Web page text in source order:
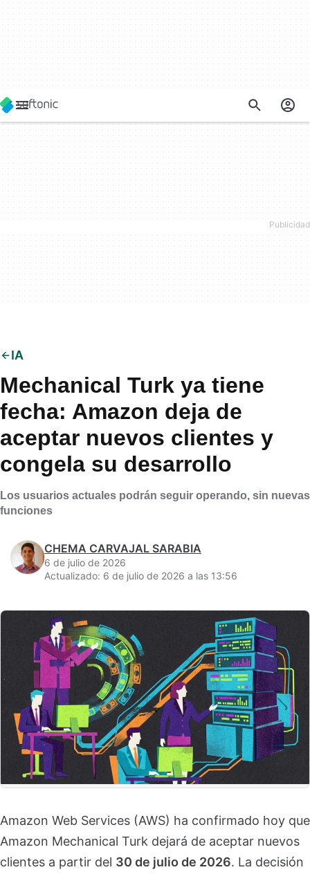
IA
Mechanical Turk ya tiene
fecha: Amazon deja de
aceptar nuevos clientes y
congela su desarrollo
Los usuarios actuales podrán seguir operando, sin nuevas
funciones
CHEMA CARVAJAL SARABIA
6 de julio de 2026
Actualizado: 6 de julio de 2026 a las 13:56
Amazon Web Services (AWS) ha confirmado hoy que
Amazon Mechanical Turk dejará de aceptar nuevos
clientes a partir del 30 de julio de 2026. La decisión